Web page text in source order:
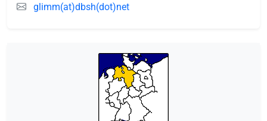
glimm(at)dbsh(dot)net